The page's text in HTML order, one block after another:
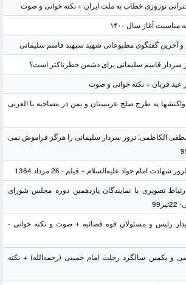
نوروزی خطاب به ملت ایران + نکته خوانی و صوت
آغاز سال ۱۴۰۰
و آخرین گفتگوی مطبوعاتی شهید سپهبد قاسم سلیمانی
سردار قاسم سلیمانی برای دشمن خطرناکتر است؟
عید قربان + نکته خوانی و صوت
واکنشها به طرح صلح عربستان و یمن در مصاحبه با العربی
الکاظمی: ترور سردار سلیمانی را هرگز فراموش نمی
امام جواد علیه‌السلام + فیلم - 26 مرداد 1364
تصویری با نمایندگان یازدهمین دوره مجلس شورای
رئیس و مسئولان قوه قضائیه + صوت و نکته خوانی -
و یکمین سالگرد رحلت امام خمینی (رحمه‌الله) + نکته